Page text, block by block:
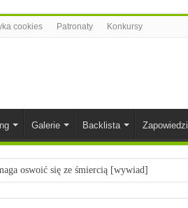
cookies Patronaty Konkursy
Galerie Backlista Zapowiedzi
oswoić się ze śmiercią [wywiad]